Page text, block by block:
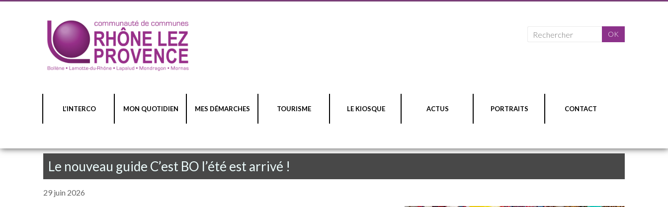
L’INTERCO MON QUOTIDIEN MES DÉMARCHES TOURISME LE KIOSQUE ACTUS PORTRAITS CONTACT
Le nouveau guide C’est BO l’été est arrivé !
29 juin 2026